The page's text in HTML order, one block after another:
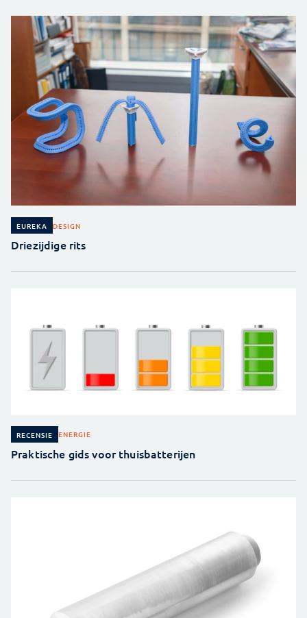
EUREKA DESIGN
Driezijdige rits
RECENSIE ENERGIE
Praktische gids voor thuisbatterijen